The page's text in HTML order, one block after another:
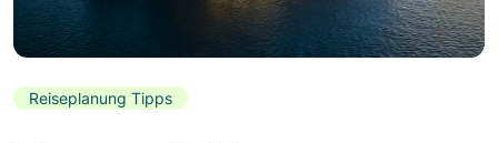
Reiseplanung Tipps